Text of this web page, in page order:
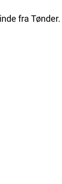
fra Tønder.